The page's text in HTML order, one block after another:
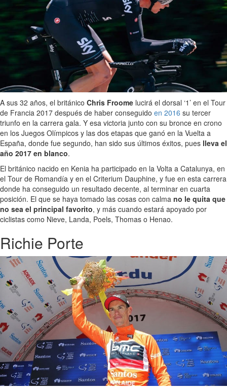
A sus 32 años, el británico Chris Froome lucirá el dorsal ‘1’ en el Tour
de Francia 2017 después de haber conseguido en 2016 su tercer
triunfo en la carrera gala. Y esa victoria junto con su bronce en crono
en los Juegos Olímpicos y las dos etapas que ganó en la Vuelta a
España, donde fue segundo, han sido sus últimos éxitos, pues lleva el
año 2017 en blanco.
El británico nacido en Kenia ha participado en la Volta a Catalunya, en
el Tour de Romandía y en el Criterium Dauphine, y fue en esta carrera
donde ha conseguido un resultado decente, al terminar en cuarta
posición. El que se haya tomado las cosas con calma no le quita que
no sea el principal favorito, y más cuando estará apoyado por
ciclistas como Nieve, Landa, Poels, Thomas o Henao.
Richie Porte